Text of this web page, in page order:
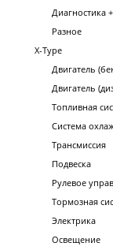
Диагностика
Разное
X-Type
Двигатель
Двигатель
Топливная
Система
Трансмиссия
Подвеска
Рулевое
Тормозная
Электрика
Освещение